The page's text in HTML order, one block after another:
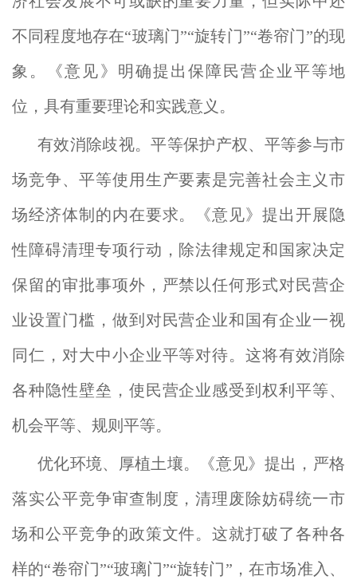
不同程度地存在“玻璃门”“旋转门”“卷帘门”的现
象。《意见》明确提出保障民营企业平等地
位，具有重要理论和实践意义。
有效消除歧视。平等保护产权、平等参与市
场竞争、平等使用生产要素是完善社会主义市
场经济体制的内在要求。《意见》提出开展隐
性障碍清理专项行动，除法律规定和国家决定
保留的审批事项外，严禁以任何形式对民营企
业设置门槛，做到对民营企业和国有企业一视
同仁，对大中小企业平等对待。这将有效消除
各种隐性壁垒，使民营企业感受到权利平等、
机会平等、规则平等。
优化环境、厚植土壤。《意见》提出，严格
落实公平竞争审查制度，清理废除妨碍统一市
场和公平竞争的政策文件。这就打破了各种各
样的“卷帘门”“玻璃门”“旋转门”，在市场准入、